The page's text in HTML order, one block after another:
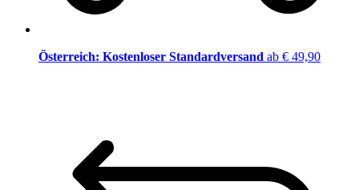
Österreich: Kostenloser Standardversand ab € 49,90